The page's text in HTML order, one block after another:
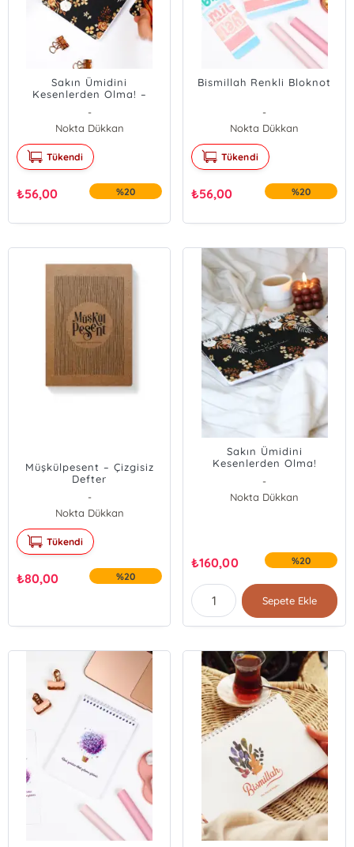
Sakın Ümidini
Kesenlerden Olma! –
-
Nokta Dükkan
Tükendi
₺56,00 %20
Bismillah Renkli Bloknot
-
Nokta Dükkan
Tükendi
₺56,00 %20
Müşkülpesent – Çizgisiz
Defter
-
Nokta Dükkan
Tükendi
₺80,00 %20
Sakın Ümidini
Kesenlerden Olma!
-
Nokta Dükkan
₺160,00 %20
Sepete Ekle